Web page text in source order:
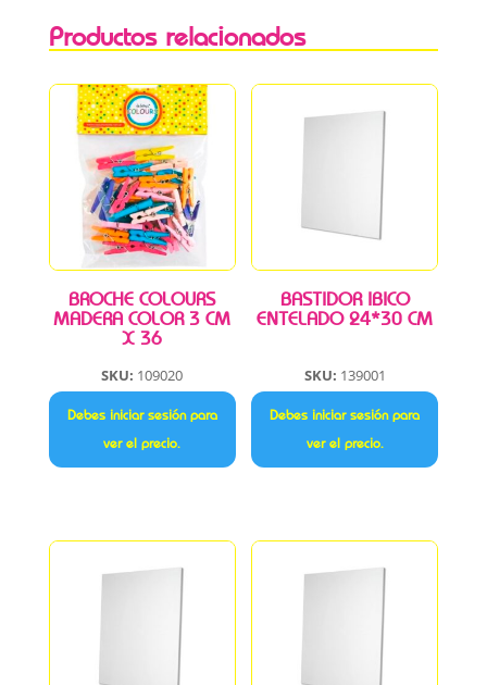
Productos relacionados
BROCHE COLOURS
MADERA COLOR 3 CM
X 36
SKU: 109020
Debes iniciar sesión para
ver el precio.
BASTIDOR IBICO
ENTELADO 24*30 CM
SKU: 139001
Debes iniciar sesión para
ver el precio.